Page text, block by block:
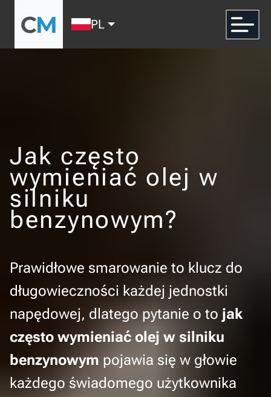
PL
Jak często
wymieniać olej w
silniku
benzynowym?
Prawidłowe smarowanie to klucz do
długowieczności każdej jednostki
napędowej, dlatego pytanie o to jak
często wymieniać olej w silniku
benzynowym pojawia się w głowie
każdego świadomego użytkownika